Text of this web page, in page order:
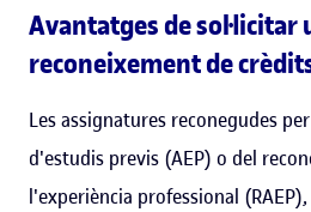
Avantatges de sol·licitar
reconeixement de
Les assignatures reconegudes
d'estudis previs (AEP) o del
l'experiència professional